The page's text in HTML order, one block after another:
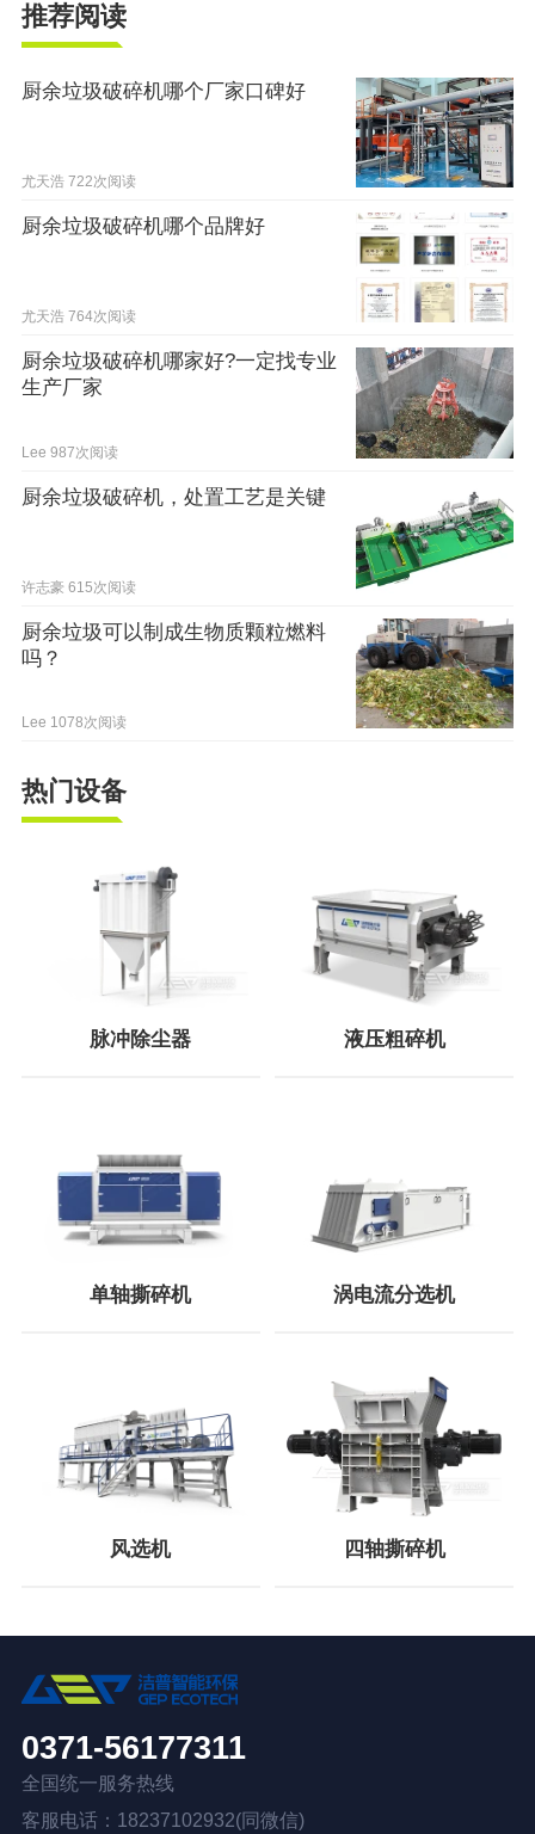
推荐阅读
厨余垃圾破碎机哪个厂家口碑好
尤天浩 722次阅读
厨余垃圾破碎机哪个品牌好
尤天浩 764次阅读
厨余垃圾破碎机哪家好?一定找专业
生产厂家
Lee 987次阅读
厨余垃圾破碎机，处置工艺是关键
许志豪 615次阅读
厨余垃圾可以制成生物质颗粒燃料
吗？
Lee 1078次阅读
热门设备
脉冲除尘器 液压粗碎机
单轴撕碎机 涡电流分选机
风选机 四轴撕碎机
0371-56177311
全国统一服务热线
客服电话：18237102932(同微信)